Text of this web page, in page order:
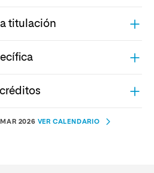
titulación
MAR 2026 VER CALENDARIO